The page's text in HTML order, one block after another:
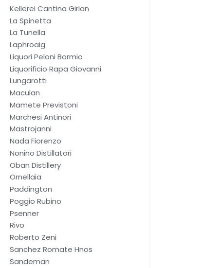
Kellerei Cantina Girlan
La Spinetta
La Tunella
Laphroaig
Liquori Peloni Bormio
Liquorificio Rapa Giovanni
Lungarotti
Maculan
Mamete Previstoni
Marchesi Antinori
Mastrojanni
Nada Fiorenzo
Nonino Distillatori
Oban Distillery
Ornellaia
Paddington
Poggio Rubino
Psenner
Rivo
Roberto Zeni
Sanchez Romate Hnos
Sandeman